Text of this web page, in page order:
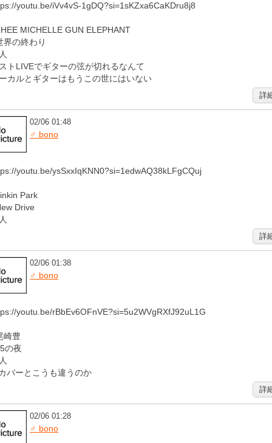
youtu.be/iVv4vS-1gDQ?si=1sKZxa6CaKDru8j8
MICHELLE GUN ELEPHANT
界の終わり
トLIVEでギターの弦が切れるなんて
カルとギターはもうこの世にはいない
詳
02/06 01:48
♂ bono
youtu.be/ysSxxIqKNN0?si=1edwAQ38kLFgCQuj
Park
Drive
詳
02/06 01:38
♂ bono
youtu.be/rBbEv6OFnVE?si=5u2WVgRXfJ92uL1G
崎豊
の夜
バーとこうも違うのか
詳
02/06 01:28
♂ bono